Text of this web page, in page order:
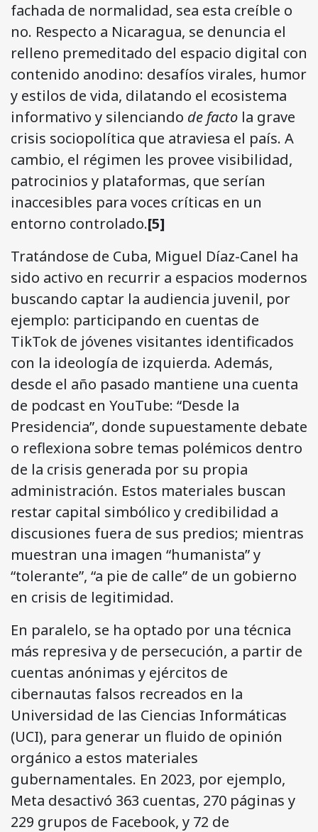
fachada de normalidad, sea esta creíble o
no. Respecto a Nicaragua, se denuncia el
relleno premeditado del espacio digital con
contenido anodino: desafíos virales, humor
y estilos de vida, dilatando el ecosistema
informativo y silenciando de facto la grave
crisis sociopolítica que atraviesa el país. A
cambio, el régimen les provee visibilidad,
patrocinios y plataformas, que serían
inaccesibles para voces críticas en un
entorno controlado.[5]
Tratándose de Cuba, Miguel Díaz-Canel ha
sido activo en recurrir a espacios modernos
buscando captar la audiencia juvenil, por
ejemplo: participando en cuentas de
TikTok de jóvenes visitantes identificados
con la ideología de izquierda. Además,
desde el año pasado mantiene una cuenta
de podcast en YouTube: “Desde la
Presidencia”, donde supuestamente debate
o reflexiona sobre temas polémicos dentro
de la crisis generada por su propia
administración. Estos materiales buscan
restar capital simbólico y credibilidad a
discusiones fuera de sus predios; mientras
muestran una imagen “humanista” y
“tolerante”, “a pie de calle” de un gobierno
en crisis de legitimidad.
En paralelo, se ha optado por una técnica
más represiva y de persecución, a partir de
cuentas anónimas y ejércitos de
cibernautas falsos recreados en la
Universidad de las Ciencias Informáticas
(UCI), para generar un fluido de opinión
orgánico a estos materiales
gubernamentales. En 2023, por ejemplo,
Meta desactivó 363 cuentas, 270 páginas y
229 grupos de Facebook, y 72 de